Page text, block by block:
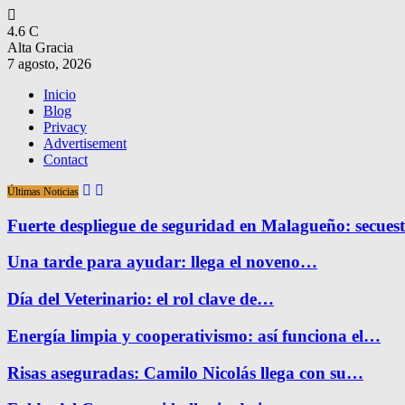
4.6 C
Alta Gracia
7 agosto, 2026
Inicio
Blog
Privacy
Advertisement
Contact
Últimas Noticias
Fuerte despliegue de seguridad en Malagueño:
Una tarde para ayudar: llega el noveno…
Día del Veterinario: el rol clave de…
Energía limpia y cooperativismo: así funciona el…
Risas aseguradas: Camilo Nicolás llega con su…